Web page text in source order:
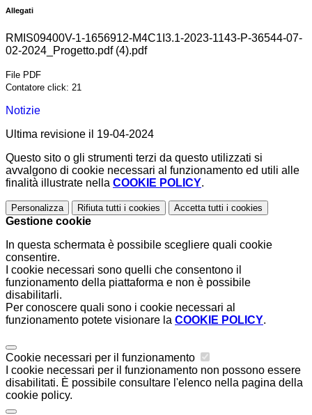
Allegati
RMIS09400V-1-1656912-M4C1I3.1-2023-1143-P-36544-07-
02-2024_Progetto.pdf (4).pdf
File PDF
Contatore click: 21
Notizie
Ultima revisione il 19-04-2024
Questo sito o gli strumenti terzi da questo utilizzati si
avvalgono di cookie necessari al funzionamento ed utili alle
finalità illustrate nella COOKIE POLICY.
Personalizza Rifiuta tutti i cookies Accetta tutti i cookies
Gestione cookie
In questa schermata è possibile scegliere quali cookie
consentire.
I cookie necessari sono quelli che consentono il
funzionamento della piattaforma e non è possibile
disabilitarli.
Per conoscere quali sono i cookie necessari al
funzionamento potete visionare la COOKIE POLICY.
Cookie necessari per il funzionamento
I cookie necessari per il funzionamento non possono essere
disabilitati. È possibile consultare l'elenco nella pagina della
cookie policy.